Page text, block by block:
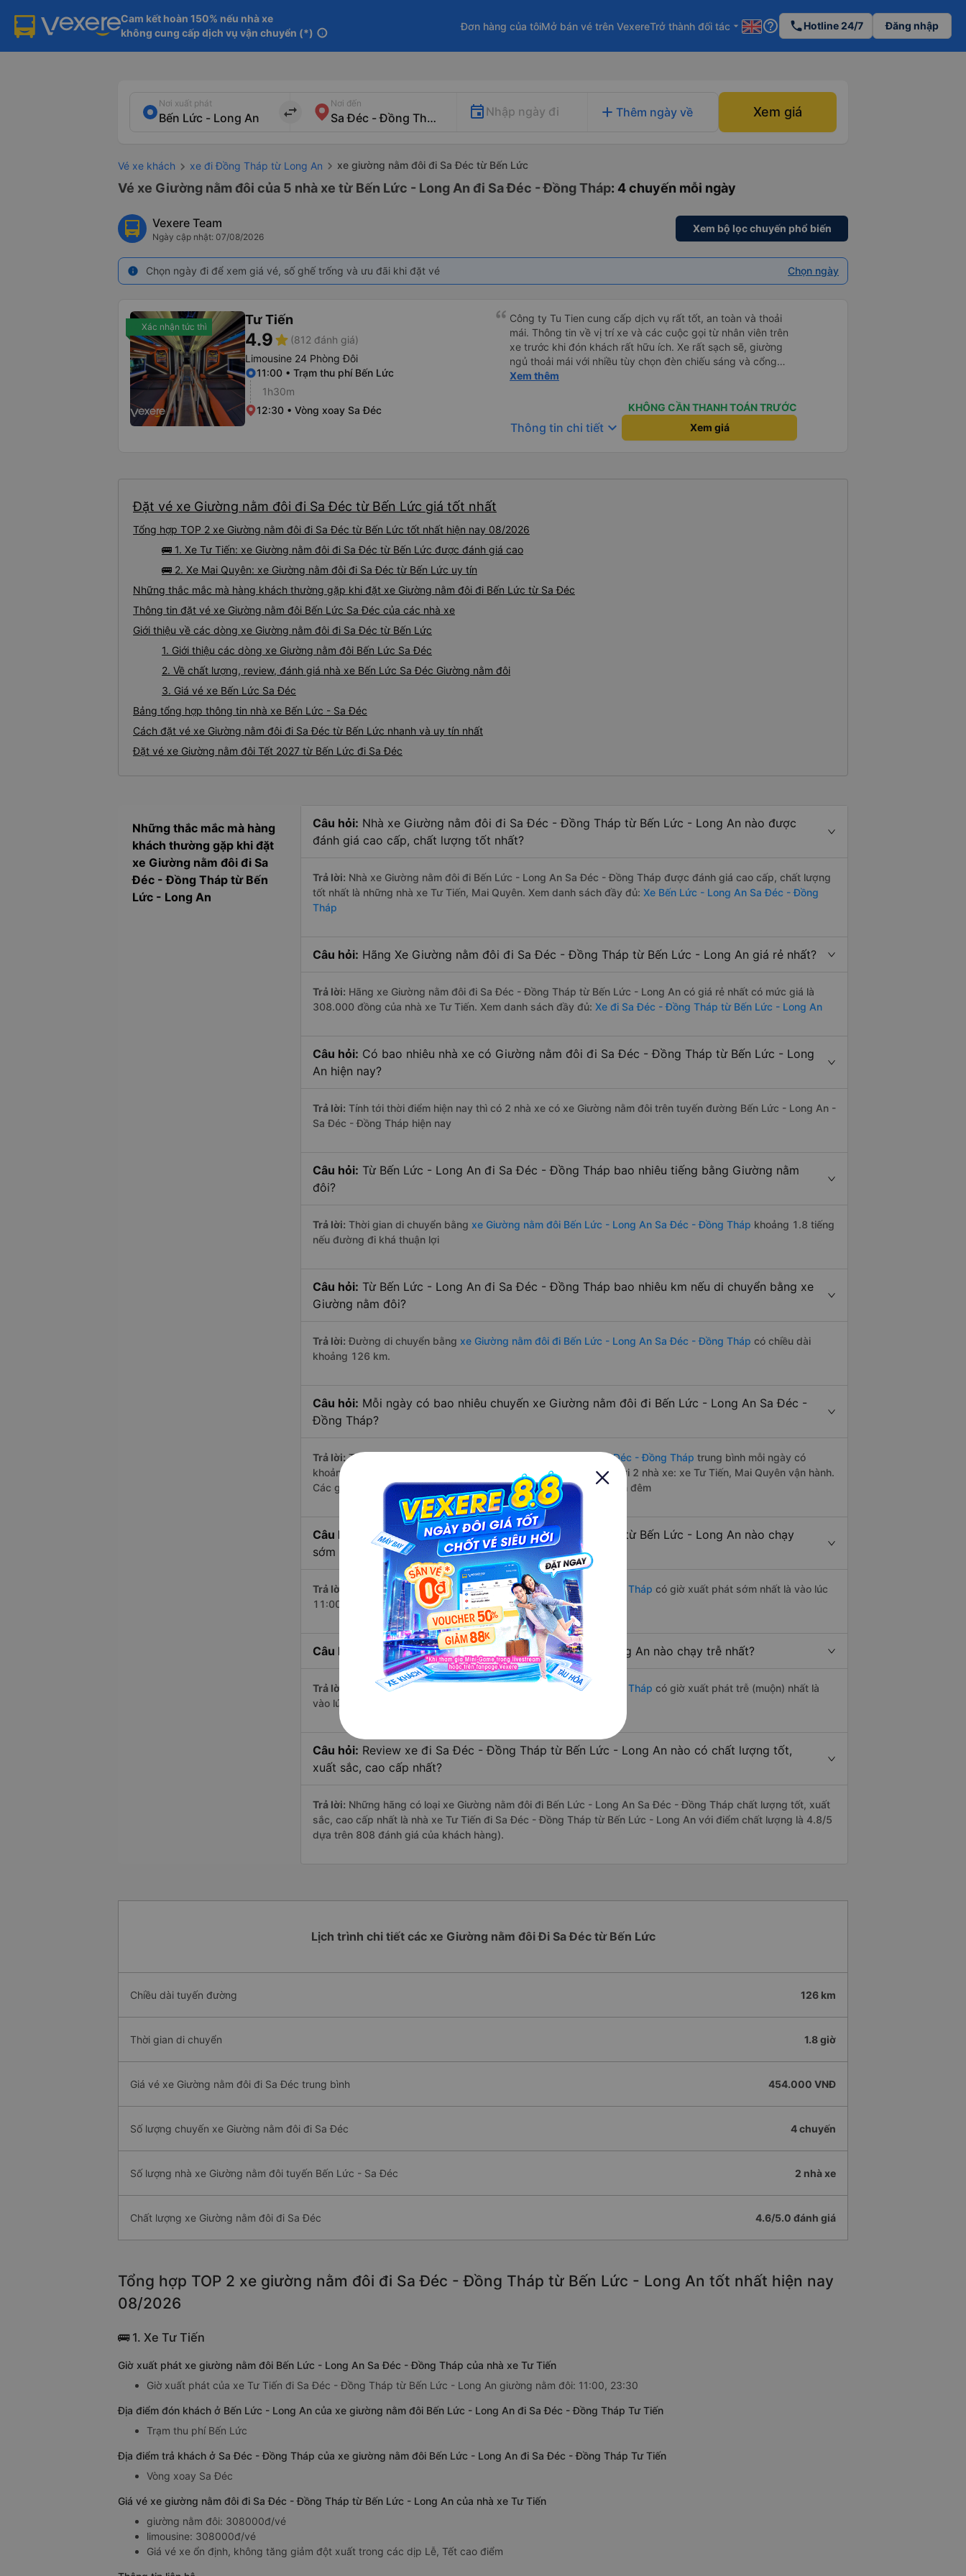
Cam kết hoàn 150% nếu nhà xe
không cung cấp dịch vụ vận chuyển (*) info
Đơn hàng của tôiMở bán vé trên VexereTrở thành đối tác arrow_drop_down help_outline phoneHotline 24/7 Đăng nhập
Nơi xuất phát
import_export
Nơi đến
Nhập ngày đi add Thêm ngày về Xem giá
Vé xe khách xe đi Đồng Tháp từ Long An xe giường nằm đôi đi Sa Đéc từ Bến Lức
Vé xe Giường nằm đôi của 5 nhà xe từ Bến Lức - Long An đi Sa Đéc - Đồng Tháp: 4 chuyến mỗi ngày
Vexere Team
Ngày cập nhật: 07/08/2026
Xem bộ lọc chuyến phổ biến
info Chọn ngày đi để xem giá vé, số ghế trống và ưu đãi khi đặt vé Chọn ngày
Xác nhận tức thì Tư Tiến
4.9star (812 đánh giá)
Limousine 24 Phòng Đôi
11:00 • Trạm thu phí Bến Lức
1h30m
12:30 • Vòng xoay Sa Đéc
Công ty Tu Tien cung cấp dịch vụ rất tốt, an toàn và thoải
mái. Thông tin về vị trí xe và các cuộc gọi từ nhân viên trên
xe trước khi đón khách rất hữu ích. Xe rất sạch sẽ, giường
ngủ thoải mái với nhiều tùy chọn đèn chiếu sáng và cổng
USB được đặt ở vị trí thuận tiện. Nhân viên rất lịch sự và xe
Xem thêm
KHÔNG CẦN THANH TOÁN TRƯỚC
Thông tin chi tiết keyboard_arrow_down Xem giá
Đặt vé xe Giường nằm đôi đi Sa Đéc từ Bến Lức giá tốt nhất
Tổng hợp TOP 2 xe Giường nằm đôi đi Sa Đéc từ Bến Lức tốt nhất hiện nay 08/2026
🚌 1. Xe Tư Tiến: xe Giường nằm đôi đi Sa Đéc từ Bến Lức được đánh giá cao
🚌 2. Xe Mai Quyên: xe Giường nằm đôi đi Sa Đéc từ Bến Lức uy tín
Những thắc mắc mà hàng khách thường gặp khi đặt xe Giường nằm đôi đi Bến Lức từ Sa Đéc
Thông tin đặt vé xe Giường nằm đôi Bến Lức Sa Đéc của các nhà xe
Giới thiệu về các dòng xe Giường nằm đôi đi Sa Đéc từ Bến Lức
1. Giới thiệu các dòng xe Giường nằm đôi Bến Lức Sa Đéc
2. Về chất lượng, review, đánh giá nhà xe Bến Lức Sa Đéc Giường nằm đôi
3. Giá vé xe Bến Lức Sa Đéc
Bảng tổng hợp thông tin nhà xe Bến Lức - Sa Đéc
Cách đặt vé xe Giường nằm đôi đi Sa Đéc từ Bến Lức nhanh và uy tín nhất
Đặt vé xe Giường nằm đôi Tết 2027 từ Bến Lức đi Sa Đéc
Những thắc mắc mà hàng
khách thường gặp khi đặt
xe Giường nằm đôi đi Sa
Đéc - Đồng Tháp từ Bến
Lức - Long An
Câu hỏi: Nhà xe Giường nằm đôi đi Sa Đéc - Đồng Tháp từ Bến Lức - Long An nào được
đánh giá cao cấp, chất lượng tốt nhất?
Trả lời: Nhà xe Giường nằm đôi đi Bến Lức - Long An Sa Đéc - Đồng Tháp được đánh giá cao cấp, chất lượng
tốt nhất là những nhà xe Tư Tiến, Mai Quyên. Xem danh sách đầy đủ: Xe Bến Lức - Long An Sa Đéc - Đồng
Tháp
Câu hỏi: Hãng Xe Giường nằm đôi đi Sa Đéc - Đồng Tháp từ Bến Lức - Long An giá rẻ nhất?
Trả lời: Hãng xe Giường nằm đôi đi Sa Đéc - Đồng Tháp từ Bến Lức - Long An có giá rẻ nhất có mức giá là
308.000 đồng của nhà xe Tư Tiến. Xem danh sách đầy đủ: Xe đi Sa Đéc - Đồng Tháp từ Bến Lức - Long An
Câu hỏi: Có bao nhiêu nhà xe có Giường nằm đôi đi Sa Đéc - Đồng Tháp từ Bến Lức - Long
An hiện nay?
Trả lời: Tính tới thời điểm hiện nay thì có 2 nhà xe có xe Giường nằm đôi trên tuyến đường Bến Lức - Long An -
Sa Đéc - Đồng Tháp hiện nay
Câu hỏi: Từ Bến Lức - Long An đi Sa Đéc - Đồng Tháp bao nhiêu tiếng bằng Giường nằm
đôi?
Trả lời: Thời gian di chuyển bằng xe Giường nằm đôi Bến Lức - Long An Sa Đéc - Đồng Tháp khoảng 1.8 tiếng
nếu đường đi khá thuận lợi
Câu hỏi: Từ Bến Lức - Long An đi Sa Đéc - Đồng Tháp bao nhiêu km nếu di chuyển bằng xe
Giường nằm đôi?
Trả lời: Đường di chuyển bằng xe Giường nằm đôi đi Bến Lức - Long An Sa Đéc - Đồng Tháp có chiều dài
khoảng 126 km.
Câu hỏi: Mỗi ngày có bao nhiêu chuyến xe Giường nằm đôi đi Bến Lức - Long An Sa Đéc -
Đồng Tháp?
Trả lời:Tuyến đường xe Giường nằm đôi Bến Lức - Long An Sa Đéc - Đồng Tháp trung bình mỗi ngày có
khoảng 4 chuyến trên
bắt đầu từ 11:00 đến 23:30 bởi 2 nhà xe: xe Tư Tiến, Mai Quyên vận hành.
Các giờ xe chạy có đầy đủ cả ban ngày, buổi trưa, buổi chiều, ban đêm
Câu hỏi:
Nhà xe Giường nằm đôi đi Sa Đéc - Đồng Tháp từ Bến Lức - Long An nào chạy
sớm nhất?
Trả lời: ChuyếnGiường nằm đôi Bến Lức - Long An Sa Đéc - Đồng Tháp có giờ xuất phát sớm nhất là vào lúc
11:00 là của nhà xe Tư Tiến.
Câu hỏi: Nhà xe đi Sa Đéc - Đồng Tháp từ Bến Lức - Long An nào chạy trễ nhất?
Trả lời: ChuyếnGiường nằm đôi Bến Lức - Long An Sa Đéc - Đồng Tháp có giờ xuất phát trễ (muộn) nhất là
vào lúc 23:30 là của nhà xe Tư Tiến.
Câu hỏi: Review xe đi Sa Đéc - Đồng Tháp từ Bến Lức - Long An nào có chất lượng tốt,
xuất sắc, cao cấp nhất?
Trả lời: Những hãng có loại xe Giường nằm đôi đi Bến Lức - Long An Sa Đéc - Đồng Tháp chất lượng tốt, xuất
sắc, cao cấp nhất là nhà xe Tư Tiến đi Sa Đéc - Đồng Tháp từ Bến Lức - Long An với điểm chất lượng là 4.8/5
dựa trên 808 đánh giá của khách hàng).
Lịch trình chi tiết các xe Giường nằm đôi Đi Sa Đéc từ Bến Lức
Chiều dài tuyến đường 126 km
Thời gian di chuyển 1.8 giờ
Giá vé xe Giường nằm đôi đi Sa Đéc trung bình 454.000 VNĐ
Số lượng chuyến xe Giường nằm đôi đi Sa Đéc 4 chuyến
Số lượng nhà xe Giường nằm đôi tuyến Bến Lức - Sa Đéc 2 nhà xe
Chất lượng xe Giường nằm đôi đi Sa Đéc 4.6/5.0 đánh giá
Tổng hợp TOP 2 xe giường nằm đôi đi Sa Đéc - Đồng Tháp từ Bến Lức - Long An tốt nhất hiện nay
08/2026
🚌 1. Xe Tư Tiến
Giờ xuất phát xe giường nằm đôi Bến Lức - Long An Sa Đéc - Đồng Tháp của nhà xe Tư Tiến
Giờ xuất phát của xe Tư Tiến đi Sa Đéc - Đồng Tháp từ Bến Lức - Long An giường nằm đôi: 11:00, 23:30
Địa điểm đón khách ở Bến Lức - Long An của xe giường nằm đôi Bến Lức - Long An đi Sa Đéc - Đồng Tháp Tư Tiến
Trạm thu phí Bến Lức
Địa điểm trả khách ở Sa Đéc - Đồng Tháp của xe giường nằm đôi Bến Lức - Long An đi Sa Đéc - Đồng Tháp Tư Tiến
Vòng xoay Sa Đéc
Giá vé xe giường nằm đôi đi Sa Đéc - Đồng Tháp từ Bến Lức - Long An của nhà xe Tư Tiến
giường nằm đôi: 308000đ/vé
limousine: 308000đ/vé
Giá vé xe ổn định, không tăng giảm đột xuất trong các dịp Lễ, Tết cao điểm